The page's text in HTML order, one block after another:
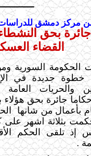
مركز دمشق للدراسات
جائرة بحق
القضاء
الحكومة السورية
جديدة في
والحريات
جائرة بحق هؤلاء
بأعمال من شانها
بثلاثة اشهر على
إذ تلقى الحكم
.